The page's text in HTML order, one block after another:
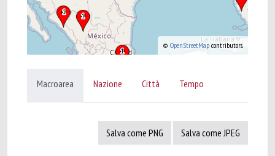
© OpenStreetMap contributors.
Macroarea Nazione Città Tempo
Salva come PNG Salva come JPEG